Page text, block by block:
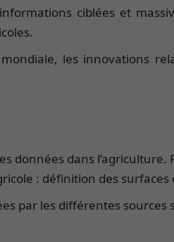
ciblées et
mondiale, les innovations
données dans
: définition des
par les différentes